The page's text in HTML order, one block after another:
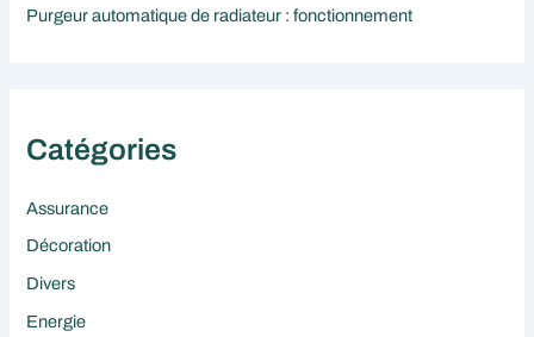
Purgeur automatique de radiateur : fonctionnement
Catégories
Assurance
Décoration
Divers
Energie